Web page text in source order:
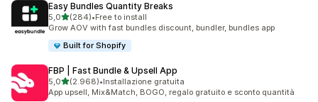
Easy Bundles Quantity Breaks
5,0stelle su 5
(284)
284 recensioni totali
•Free to install
Grow AOV with fast bundles discount, bundler, bundles app
Built for Shopify
FBP | Fast Bundle & Upsell App
5,0stelle su 5
(2.968)
2968 recensioni totali
•Installazione gratuita
App upsell, Mix&Match, BOGO, regalo gratuito e sconto quantità